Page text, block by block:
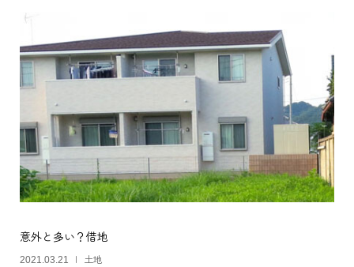
意外と多い？借地
2021.03.21 土地